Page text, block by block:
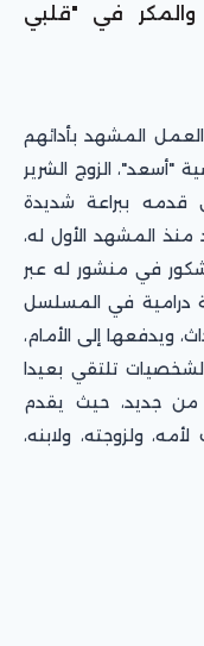
في "قلبي
المشهد بأدائهم
"أسعد"، الزوج الشرير
قدمه ببراعة شديدة
المشهد الأول له،
في منشور له عبر
درامية في المسلسل
ويدفعها إلى الأمام،
تلتقي بعيدا
من جديد، حيث يقدم
ولزوجته، ولابنه،